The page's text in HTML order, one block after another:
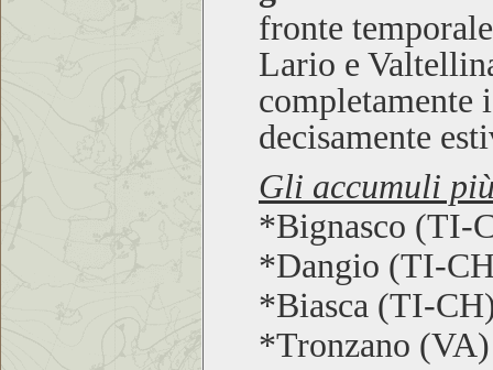
fronte
Lario e
completamente
decisamente
Gli accumuli
*Bignasco (TI-
*Dangio (TI-
*Biasca (TI-
*Tronzano